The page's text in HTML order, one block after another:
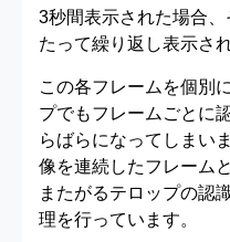
3秒間表示された場合
たって繰り返し表示さ
この各フレームを個別
プでもフレームごとに
らばらになってしまい
像を連続したフレーム
またがるテロップの認
理を行っています。